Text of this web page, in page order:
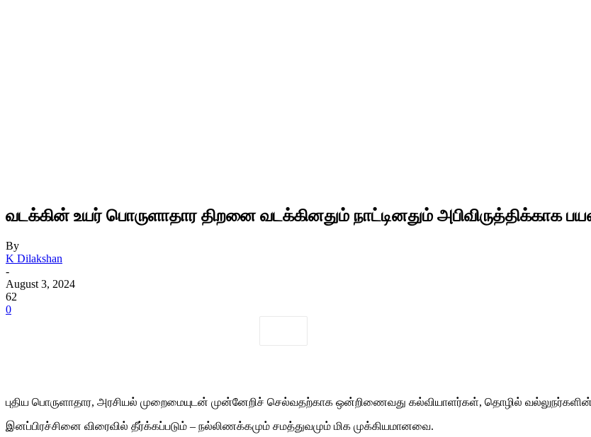
வடக்கின் உயர் பொருளாதார திறனை வடக்கினதும் நாட்டினதும் அபிவிருத்திக்காக
By
K Dilakshan
-
August 3, 2024
62
0
புதிய பொருளாதார, அரசியல் முறைமையுடன் முன்னேறிச் செல்வதற்காக ஒன்றிணைவது கல்வியாளர்கள், தொழில் வல்லுநர்களின்
இனப்பிரச்சினை விரைவில் தீர்க்கப்படும் – நல்லிணக்கமும் சமத்துவமும் மிக முக்கியமானவை.